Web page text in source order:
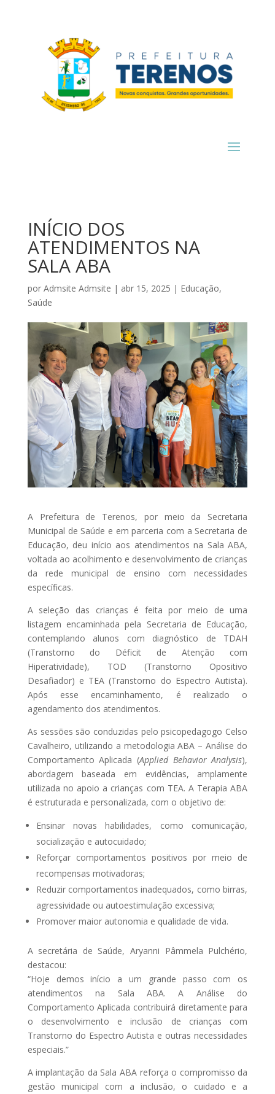
INÍCIO DOS
ATENDIMENTOS NA
SALA ABA
por Admsite Admsite | abr 15, 2025 | Educação,
Saúde
A Prefeitura de Terenos, por meio da Secretaria
Municipal de Saúde e em parceria com a Secretaria de
Educação, deu início aos atendimentos na Sala ABA,
voltada ao acolhimento e desenvolvimento de crianças
da rede municipal de ensino com necessidades
específicas.
A seleção das crianças é feita por meio de uma
listagem encaminhada pela Secretaria de Educação,
contemplando alunos com diagnóstico de TDAH
(Transtorno do Déficit de Atenção com
Hiperatividade), TOD (Transtorno Opositivo
Desafiador) e TEA (Transtorno do Espectro Autista).
Após esse encaminhamento, é realizado o
agendamento dos atendimentos.
As sessões são conduzidas pelo psicopedagogo Celso
Cavalheiro, utilizando a metodologia ABA – Análise do
Comportamento Aplicada (Applied Behavior Analysis),
abordagem baseada em evidências, amplamente
utilizada no apoio a crianças com TEA. A Terapia ABA
é estruturada e personalizada, com o objetivo de:
Ensinar novas habilidades, como comunicação,
socialização e autocuidado;
Reforçar comportamentos positivos por meio de
recompensas motivadoras;
Reduzir comportamentos inadequados, como birras,
agressividade ou autoestimulação excessiva;
Promover maior autonomia e qualidade de vida.
A secretária de Saúde, Aryanni Pâmmela Pulchério,
destacou:
“Hoje demos início a um grande passo com os
atendimentos na Sala ABA. A Análise do
Comportamento Aplicada contribuirá diretamente para
o desenvolvimento e inclusão de crianças com
Transtorno do Espectro Autista e outras necessidades
especiais.”
A implantação da Sala ABA reforça o compromisso da
gestão municipal com a inclusão, o cuidado e a